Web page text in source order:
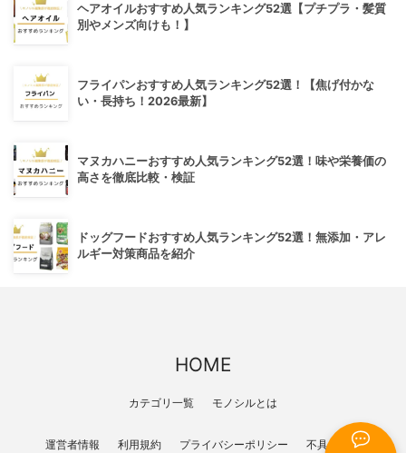
ヘアオイルおすすめ人気ランキング52選【プチプラ・髪質
別やメンズ向けも！】
フライパンおすすめ人気ランキング52選！【焦げ付かな
い・長持ち！2026最新】
マヌカハニーおすすめ人気ランキング52選！味や栄養価の
高さを徹底比較・検証
ドッグフードおすすめ人気ランキング52選！無添加・アレ
ルギー対策商品を紹介
HOME
カテゴリ一覧 モノシルとは
運営者情報 利用規約 プライバシーポリシー 不具合報告